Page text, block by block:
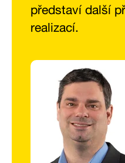
představí další
realizací.